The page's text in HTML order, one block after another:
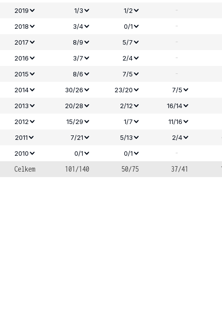
2019 1/3 1/2 -
2018 3/4 0/1 -
2017
8/9 5/7 -
2016
3/7 2/4 -
2015 8/6 7/5 -
2014 30/26 23/20
7/5
2013
20/28 2/12 16/14
2012
15/29 1/7 11/16
2011
7/21 5/13 2/4
2010
0/1 0/1
-
Celkem
101/140 50/75 37/41